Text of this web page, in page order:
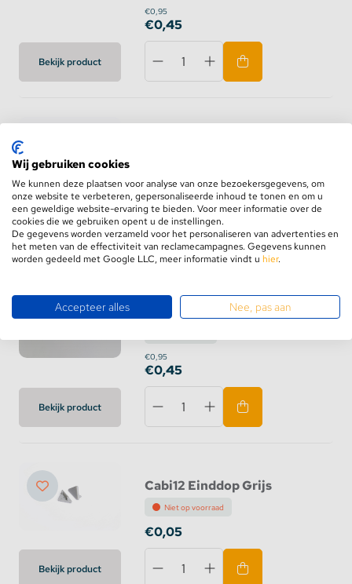
Bekijk product
€0,95
€0,45
Bekijk product
€0,95
€0,45
Bekijk product
Cabi12 Einddop Wit
€0,95
€0,45
Bekijk product
Cabi12 Einddop Grijs
Niet op voorraad
€0,05
Wij gebruiken cookies
We kunnen deze plaatsen voor analyse van onze bezoekersgegevens, om
onze website te verbeteren, gepersonaliseerde inhoud te tonen en om u
een geweldige website-ervaring te bieden. Voor meer informatie over de
cookies die we gebruiken opent u de instellingen.
De gegevens worden verzameld voor het personaliseren van advertenties en
het meten van de effectiviteit van reclamecampagnes. Gegevens kunnen
worden gedeeld met Google LLC, meer informatie vindt u hier.
Accepteer alles Nee, pas aan